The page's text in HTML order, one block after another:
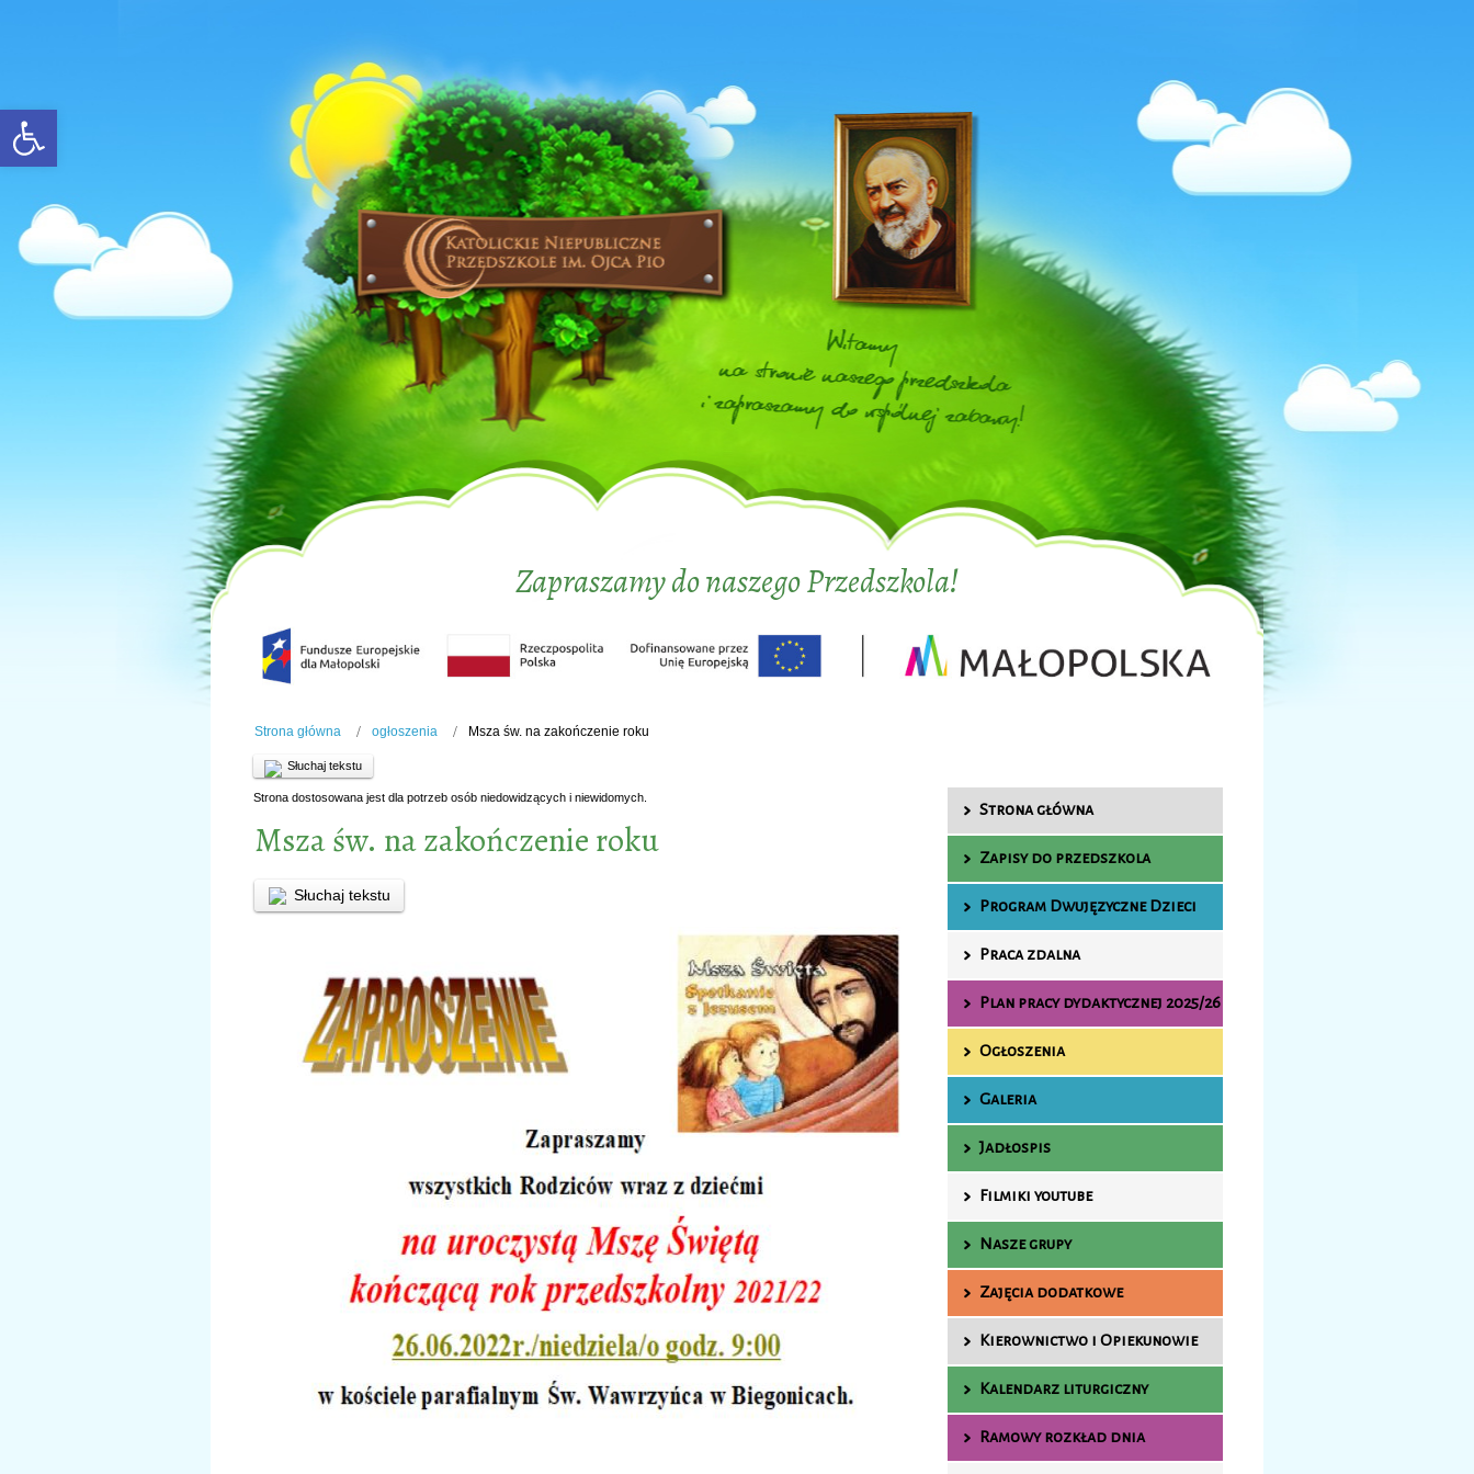
Open toolbar
Zapraszamy do naszego Przedszkola!
Strona główna ogłoszenia Msza św. na zakończenie roku
Słuchaj tekstu
Strona dostosowana jest dla potrzeb osób niedowidzących i niewidomych.
Msza św. na zakończenie roku
Słuchaj tekstu
Strona główna
Zapisy do przedszkola
Program Dwujęzyczne Dzieci
Praca zdalna
Plan pracy dydaktycznej 2025/26
Ogłoszenia
Galeria
Jadłospis
Filmiki youtube
Nasze grupy
Zajęcia dodatkowe
Kierownictwo i Opiekunowie
Kalendarz liturgiczny
Ramowy rozkład dnia